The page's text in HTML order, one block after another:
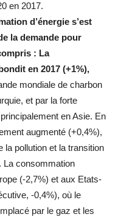
en 2017.
d’énergie s’est
la demande pour
: La
en 2017 (+1%),
mondiale de charbon
et par la forte
en Asie. En
augmenté (+0,4%),
la pollution et la transition
La consommation
(-2,7%) et aux Etats-
-0,4%), où le
par le gaz et les